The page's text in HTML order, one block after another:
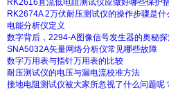
RK2674A 2万伏耐压测试仪的操作步骤是什
电能分析仪定义
数字背后，2294-A图像信号发生器的奥秘
SNA5032A矢量网络分析仪常见哪些故障
数字万用表与指针万用表的比较
耐压测试仪的电压与漏电流校准方法
接地电阻测试仪被大家所忽视了什么问题呢